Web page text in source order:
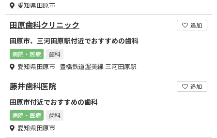
愛知県田原市
田原歯科クリニック 追加
田原市、三河田原駅付近でおすすめの歯科
病院・医療 歯科
愛知県田原市 豊橋鉄道渥美線 三河田原駅
藤井歯科医院 追加
田原市付近でおすすめの歯科
病院・医療 歯科
愛知県田原市